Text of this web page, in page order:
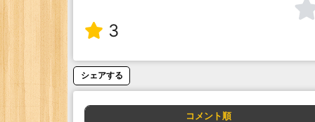
3
シェアする
コメント順